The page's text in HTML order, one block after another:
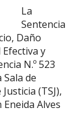
La
Sentencia
Daño
y
N.º 523
de
(TSJ),
Alves